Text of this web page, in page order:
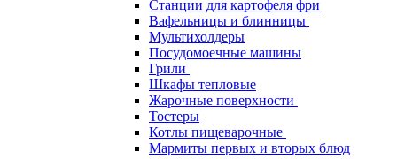
Станции для картофеля фри
Вафельницы и блинницы
Мультихолдеры
Посудомоечные машины
Грили
Шкафы тепловые
Жарочные поверхности
Тостеры
Котлы пищеварочные
Мармиты первых и вторых блюд